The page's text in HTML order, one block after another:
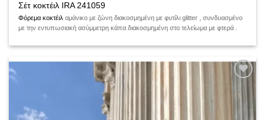
Σέτ κοκτέιλ IRA 241059
Φόρεμα κοκτέιλ αμάνικο με ζώνη διακοσμημένη με φυτίλι glitter , συνδυασμένο
με την εντυπωσιακή ασύμμετρη κάπα διακοσμημένη στο τελείωμα με φτερά .